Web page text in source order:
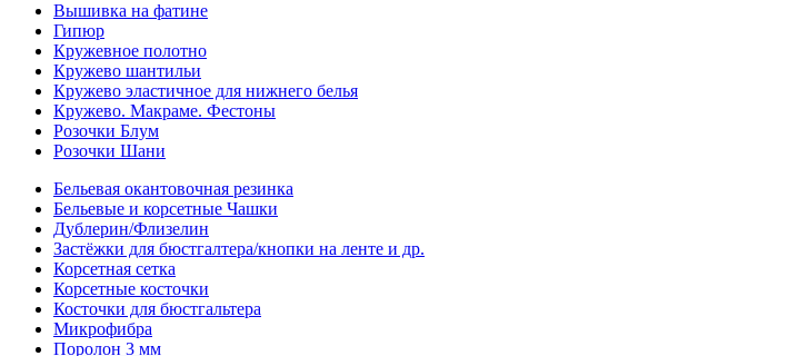
Вышивка на фатине
Гипюр
Кружевное полотно
Кружево шантильи
Кружево эластичное для нижнего белья
Кружево. Макраме. Фестоны
Розочки Блум
Розочки Шани
Бельевая окантовочная резинка
Бельевые и корсетные Чашки
Дублерин/Флизелин
Застёжки для бюстгалтера/кнопки на ленте и др.
Корсетная сетка
Корсетные косточки
Косточки для бюстгальтера
Микрофибра
Поролон 3 мм